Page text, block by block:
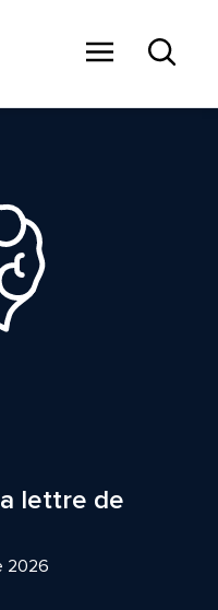
lettre de
2026